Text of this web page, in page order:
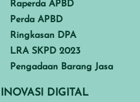
Raperda APBD
Perda APBD
Ringkasan DPA
LRA SKPD 2023
Pengadaan Barang Jasa
INOVASI DIGITAL